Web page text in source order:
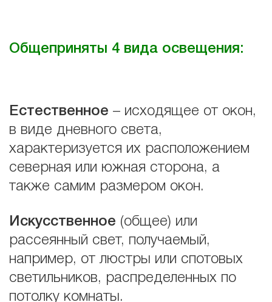
Общеприняты 4 вида освещения:
Естественное – исходящее от окон,
в виде дневного света,
характеризуется их расположением
северная или южная сторона, а
также самим размером окон.
Искусственное (общее) или
рассеянный свет, получаемый,
например, от люстры или спотовых
светильников, распределенных по
потолку комнаты.